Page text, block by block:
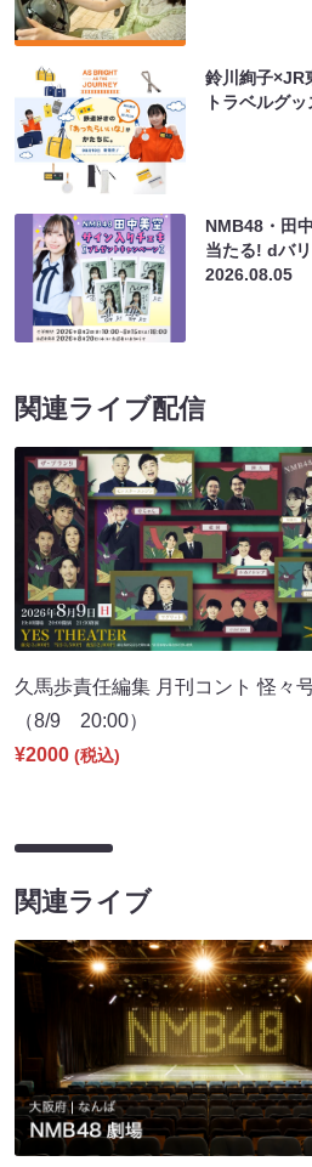
鈴川絢子×JR
トラベルグ
NMB48・田
当たる! dバ
2026.08.05
関連ライブ配信
久馬歩責任編集 月刊コント 怪々
（8/9 20:00）
¥2000 (税込)
関連ライブ